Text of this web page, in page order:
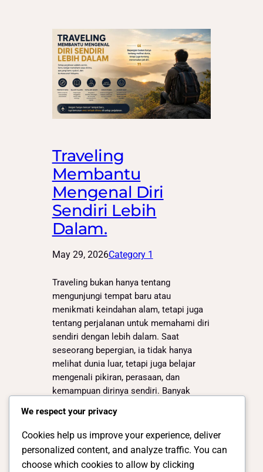
Traveling
Membantu
Mengenal Diri
Sendiri Lebih
Dalam.
May 29, 2026Category 1
Traveling bukan hanya tentang
mengunjungi tempat baru atau
menikmati keindahan alam, tetapi juga
tentang perjalanan untuk memahami diri
sendiri dengan lebih dalam. Saat
seseorang bepergian, ia tidak hanya
melihat dunia luar, tetapi juga belajar
mengenali pikiran, perasaan, dan
kemampuan dirinya sendiri. Banyak
memberikan pengalaman yang berbeda
dibandingkan aktivitas sehari-hari.
Perjalanan membuka…
We respect your privacy
Cookies help us improve your experience, deliver
personalized content, and analyze traffic. You can
choose which cookies to allow by clicking